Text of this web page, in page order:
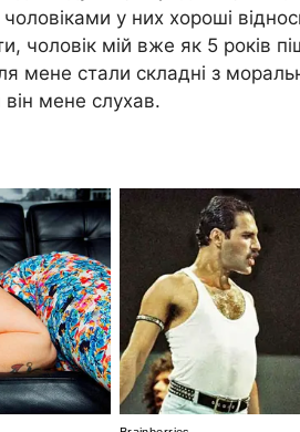
у них хороші
чоловік мій вже як 5 років
мене стали складні з
мене слухав.